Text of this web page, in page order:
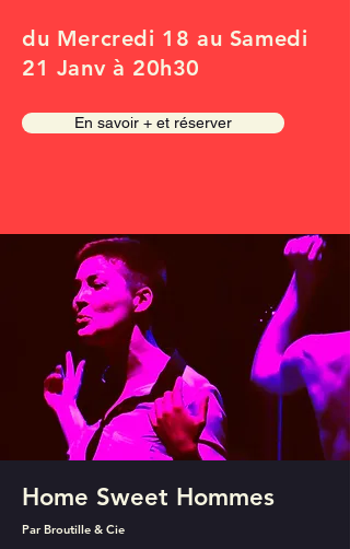
du Mercredi 18 au Samedi
21 Janv à 20h30
En savoir + et réserver
Home Sweet Hommes
Par Broutille & Cie